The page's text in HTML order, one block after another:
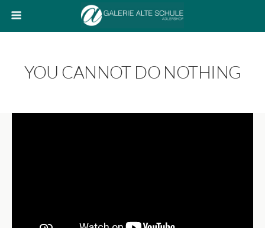
YOU CANNOT DO NOTHING